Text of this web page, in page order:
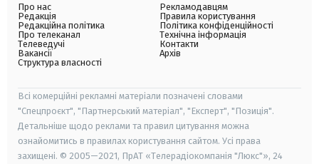
Про нас
Редакція
Редакційна політика
Про телеканал
Телеведучі
Вакансії
Структура власності
Рекламодавцям
Правила користування
Політика конфіденційності
Технічна інформація
Контакти
Архів
Всі комерційні рекламні матеріали позначені словами
"Спецпроєкт", "Партнерський матеріал", "Експерт", "Позиція".
Детальніше щодо реклами та правил цитування можна
ознайомитись в правилах користування сайтом. Усі права
захищені. © 2005—2021, ПрАТ «Телерадіокомпанія "Люкс"», 24